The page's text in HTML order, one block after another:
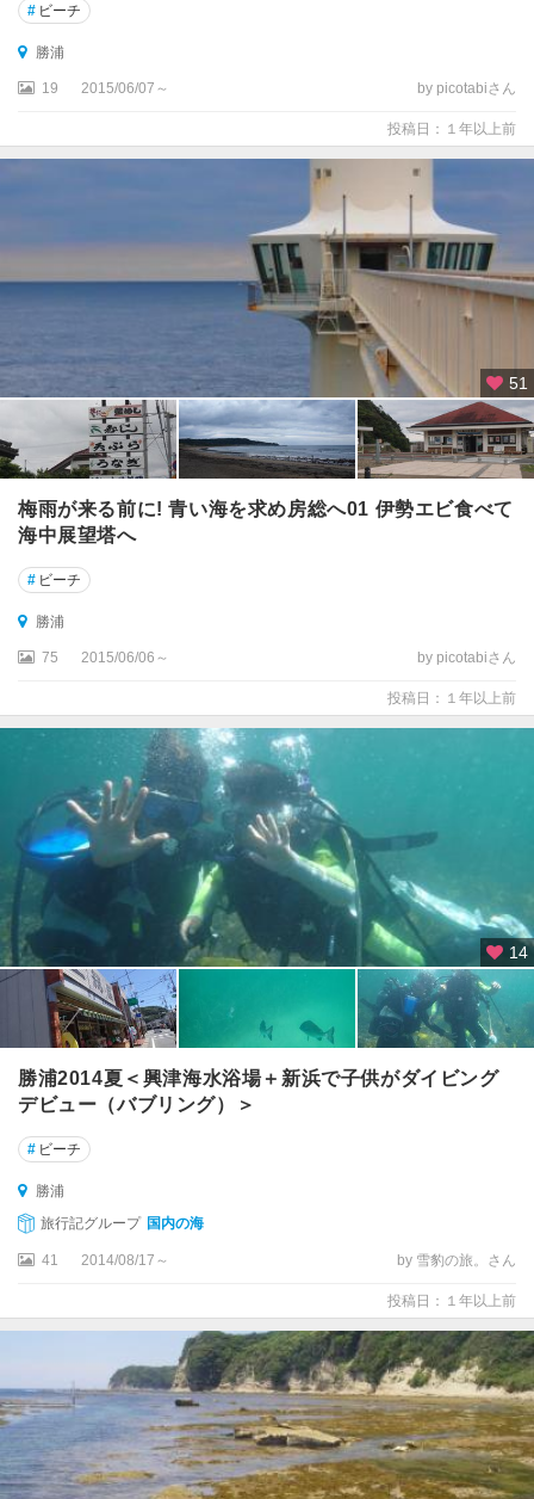
# ビーチ
勝浦
19 2015/06/07～ by picotabiさん
投稿日：１年以上前
51
梅雨が来る前に! 青い海を求め房総へ01 伊勢エビ食べて
海中展望塔へ
# ビーチ
勝浦
75 2015/06/06～ by picotabiさん
投稿日：１年以上前
14
勝浦2014夏＜興津海水浴場＋新浜で子供がダイビング
デビュー（バブリング）＞
# ビーチ
勝浦
旅行記グループ 国内の海
41 2014/08/17～ by 雪豹の旅。さん
投稿日：１年以上前